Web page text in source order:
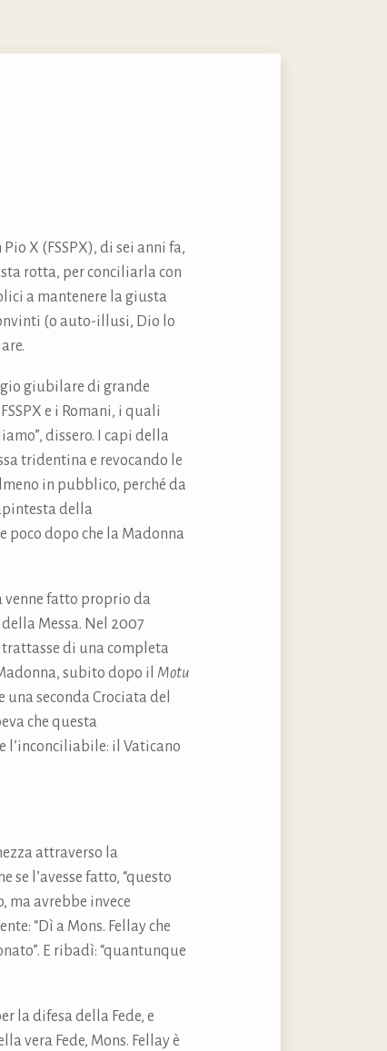
X (FSSPX), di sei anni fa,
rotta, per conciliarla con
a mantenere la giusta
(o auto-illusi, Dio lo
giubilare di grande
e i Romani, i quali
dissero. I capi della
tridentina e revocando le
in pubblico, perché da
della
poco dopo che la Madonna
venne fatto proprio da
Messa. Nel 2007
di una completa
subito dopo il Motu
seconda Crociata del
che questa
l’inconciliabile: il Vaticano
attraverso la
se l’avesse fatto, “questo
ma avrebbe invece
“Dì a Mons. Fellay che
E ribadì: “quantunque
la difesa della Fede, e
vera Fede, Mons. Fellay è